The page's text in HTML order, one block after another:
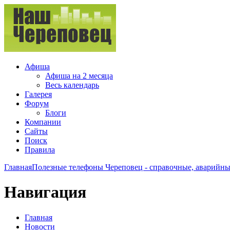
Афиша
Афиша на 2 месяца
Весь календарь
Галерея
Форум
Блоги
Компании
Сайты
Поиск
Правила
ГлавнаяПолезные телефоны Череповец - справочные,
Навигация
Главная
Новости